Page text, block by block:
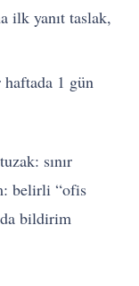
ilk yanıt taslak,
1 gün
sınır
belirli “ofis
bildirim